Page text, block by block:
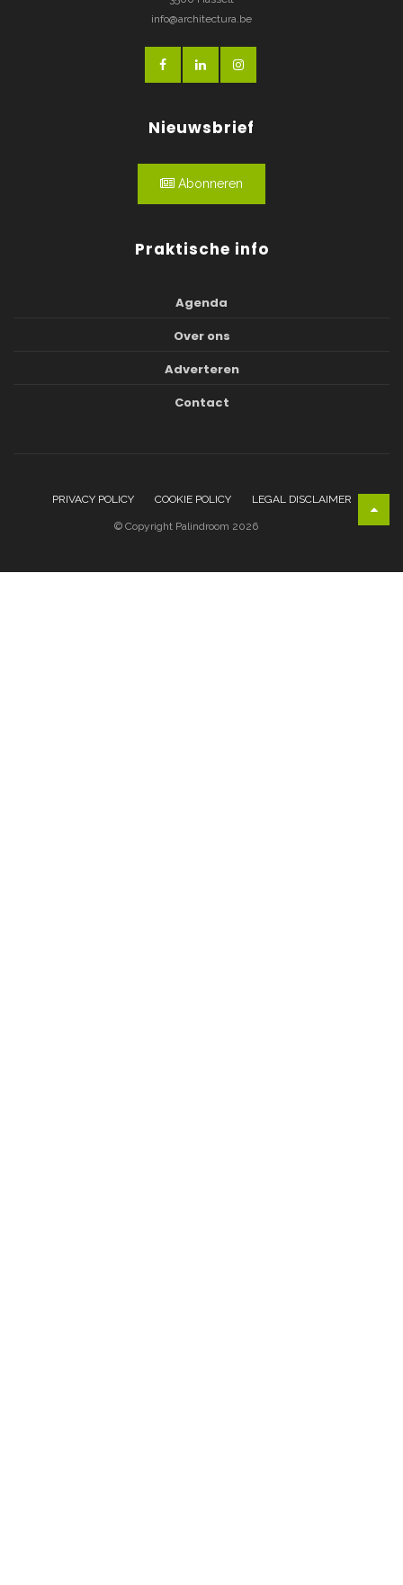
info@architectura.be
Nieuwsbrief
Abonneren
Praktische info
Agenda
Over ons
Adverteren
Contact
PRIVACY POLICY COOKIE POLICY LEGAL DISCLAIMER
© Copyright Palindroom 2026